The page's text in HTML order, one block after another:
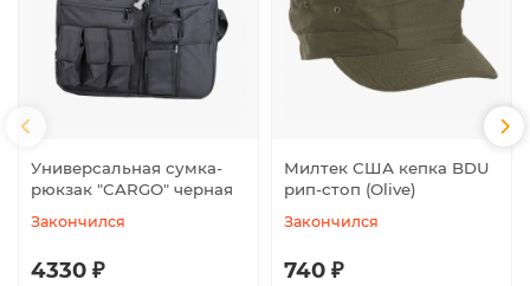
Универсальная сумка-
рюкзак "CARGO" черная
Закончился
4330 ₽
Милтек США кепка BDU
рип-стоп (Olive)
Закончился
740 ₽